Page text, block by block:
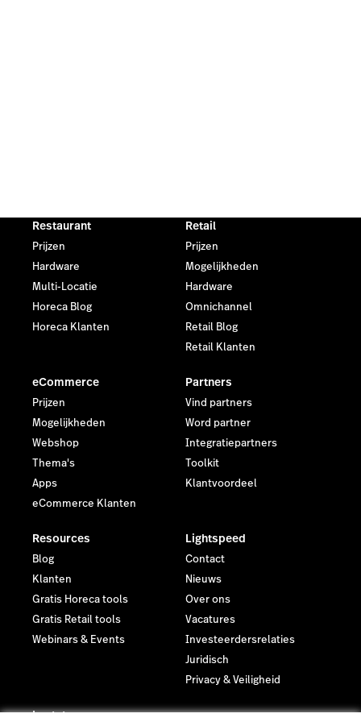
Restaurant
Prijzen
Hardware
Multi-Locatie
Horeca Blog
Horeca Klanten
Retail
Prijzen
Mogelijkheden
Hardware
Omnichannel
Retail Blog
Retail Klanten
eCommerce
Prijzen
Mogelijkheden
Webshop
Thema's
Apps
eCommerce Klanten
Partners
Vind partners
Word partner
Integratiepartners
Toolkit
Klantvoordeel
Resources
Blog
Klanten
Gratis Horeca tools
Gratis Retail tools
Webinars & Events
Lightspeed
Contact
Nieuws
Over ons
Vacatures
Investeerdersrelaties
Juridisch
Privacy & Veiligheid
Laatste resources